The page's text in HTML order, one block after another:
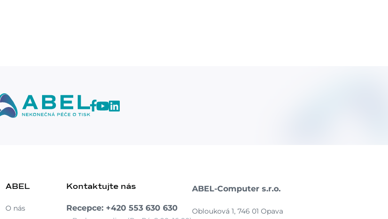
ABEL
O nás
Kontaktujte nás
Recepce: +420 553 630 630
ABEL-Computer s.r.o.
Oblouková 1, 746 01 Opava